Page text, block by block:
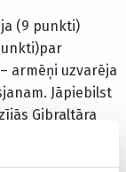
(9 punkti)
armēņi uzvarēja
Jāpiebilst
Gibraltāra